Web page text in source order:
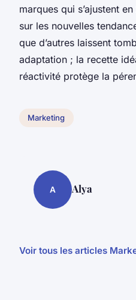
marques qui s’ajustent
sur les nouvelles
que d’autres laissent
adaptation ; la recette
réactivité protège la
Marketing
A Alya
Voir tous les articles